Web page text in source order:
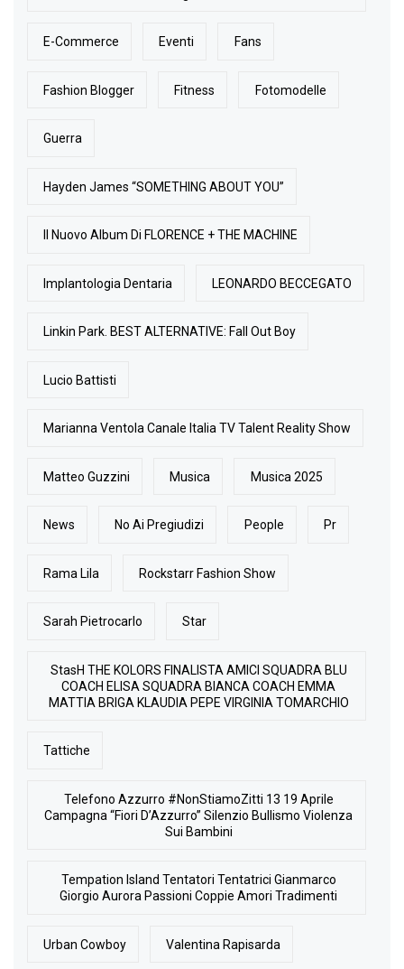
E-Commerce Eventi Fans
Fashion Blogger Fitness Fotomodelle
Guerra
Hayden James “SOMETHING ABOUT YOU”
Il Nuovo Album Di FLORENCE + THE MACHINE
Implantologia Dentaria LEONARDO BECCEGATO
Linkin Park. BEST ALTERNATIVE: Fall Out Boy
Lucio Battisti
Marianna Ventola Canale Italia TV Talent Reality Show
Matteo Guzzini Musica Musica 2025
News No Ai Pregiudizi People Pr
Rama Lila Rockstarr Fashion Show
Sarah Pietrocarlo Star
StasH THE KOLORS FINALISTA AMICI SQUADRA BLU
COACH ELISA SQUADRA BIANCA COACH EMMA
MATTIA BRIGA KLAUDIA PEPE VIRGINIA TOMARCHIO
Tattiche
Telefono Azzurro #NonStiamoZitti 13 19 Aprile
Campagna “Fiori D’Azzurro” Silenzio Bullismo Violenza
Sui Bambini
Tempation Island Tentatori Tentatrici Gianmarco
Giorgio Aurora Passioni Coppie Amori Tradimenti
Urban Cowboy Valentina Rapisarda